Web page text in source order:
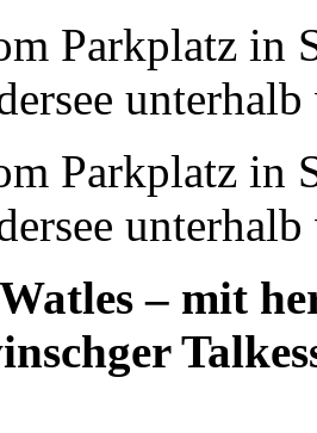
Parkplatz in
unterhalb
Parkplatz in
– mit